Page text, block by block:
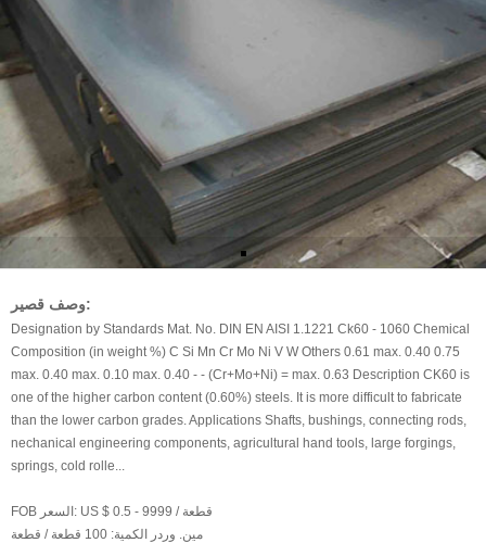
وصف قصير:
Designation by Standards Mat. No. DIN EN AISI 1.1221 Ck60 - 1060 Chemical
Composition (in weight %) C Si Mn Cr Mo Ni V W Others 0.61 max. 0.40 0.75
max. 0.40 max. 0.10 max. 0.40 - - (Cr+Mo+Ni) = max. 0.63 Description CK60 is
one of the higher carbon content (0.60%) steels. It is more difficult to fabricate
than the lower carbon grades. Applications Shafts, bushings, connecting rods,
nechanical engineering components, agricultural hand tools, large forgings,
springs, cold rolle...
FOB السعر:
US $ 0.5 - 9999 / قطعة
مين. وردر الكمية: 100 قطعة / قطعة